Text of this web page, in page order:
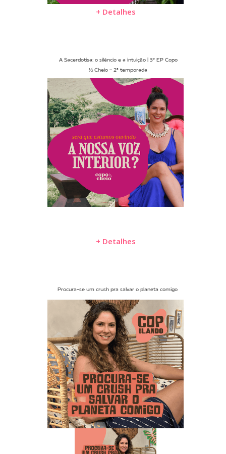
+ Detalhes
A Sacerdotisa: o silêncio e a intuição | 3º EP Copo
½ Cheio - 2ª temporada
+ Detalhes
Procura-se um crush pra salvar o planeta comigo